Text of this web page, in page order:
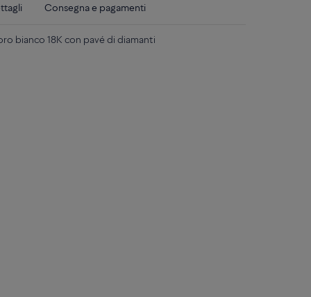
Consegna e pagamenti
bianco 18K con pavé di diamanti